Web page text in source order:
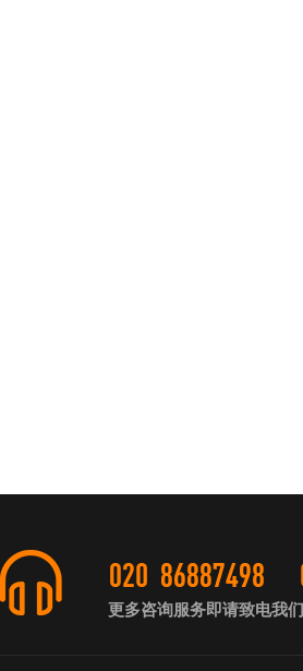
更多咨询服务即请致电我们